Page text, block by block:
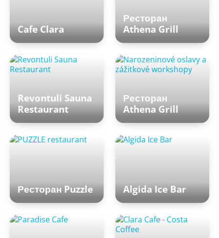
Cafe Clara
Ресторан
Athena Grill
Revontuli Sauna
Restaurant
Ресторан
Athena Grill
Ресторан Puzzle Algida Ice Bar